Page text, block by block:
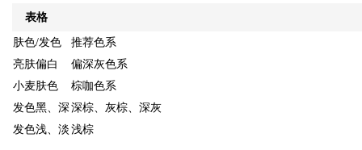
表格
肤色/发色
推荐色系
亮肤偏白
偏深灰色系
小麦肤色
棕咖色系
发色黑、深深棕、灰棕、深灰
发色浅、淡 浅棕